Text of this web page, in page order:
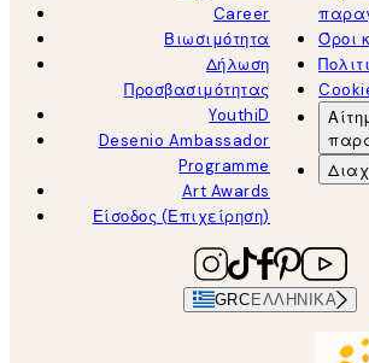
Career
Βιωσιμότητα
Δήλωση
Προσβασιμότητας
YouthiD
Desenio Ambassador
Programme
Art Awards
Είσοδος (Επιχείρηση)
Όροι
GRC ΕΛΛΗΝΙΚΆ